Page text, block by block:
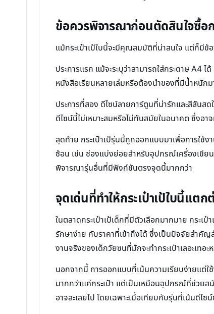
ข้อควรพิจารณาก่อนตัดสินใจซื้อก
แม้กระเป๋าเป้ใบนี้จะมีคุณสมบัติที่น่าสนใจ แต่ก็มี
ประการแรก แม้จะระบุว่าสามารถใส่กระดาษ A4
หนังสือเรียนหลายเล่มหรือต้องนำของที่มีน้ำหนักม
ประการที่สอง ดีไซน์ลายการ์ตูนที่น่ารักและสีสันส
ดีไซน์นี้ไม่เหมาะสมหรือไม่ทันสมัยในอนาคต ซึ่งอา
สุดท้าย กระเป๋าเป้รุ่นนี้ถูกออกแบบมาเพื่อการใช้ง
ซ้อน เช่น ช่องแบ่งย่อยสำหรับอุปกรณ์เครื่องเขีย
พิจารณารุ่นอื่นที่มีฟังก์ชันตรงจุดนี้มากกว่า
จุดเด่นที่ทำให้กระเป๋าเป้ใบนี้แตก
ในตลาดกระเป๋าเป้เด็กที่มีตัวเลือกมากมาย กระ
รักษาง่าย กับราคาที่เข้าถึงได้ ซึ่งเป็นปัจจัยสำคั
งานจริงของเด็กวัยซนที่มักจะทำกระเป๋าเลอะเทอ
นอกจากนี้ การออกแบบที่เน้นความเรียบง่ายแต่ใ
มากกว่าแค่กระเป๋า แต่เป็นเหมือนอุปกรณ์ที่ช่วยส
อาจละเลยไป โดยเฉพาะเมื่อเทียบกับรุ่นที่เน้นดีไ